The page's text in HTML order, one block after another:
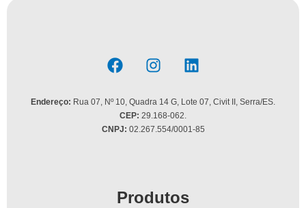
Endereço: Rua 07, Nº 10, Quadra 14 G, Lote 07, Civit II, Serra/ES.
CEP: 29.168-062.
CNPJ: 02.267.554/0001-85
Produtos